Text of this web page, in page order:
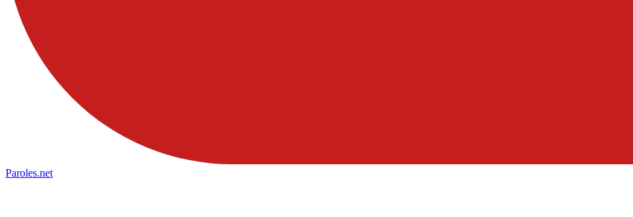
Paroles.net